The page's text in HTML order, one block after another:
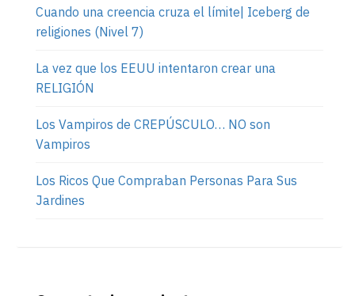
Cuando una creencia cruza el límite| Iceberg de
religiones (Nivel 7)
La vez que los EEUU intentaron crear una
RELIGIÓN
Los Vampiros de CREPÚSCULO… NO son
Vampiros
Los Ricos Que Compraban Personas Para Sus
Jardines